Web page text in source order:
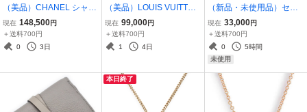
（美品）CHANEL シャネ
ル A64757 パール ココマ
ーク 100周年 限定 希少 ホ
ワイト シャンパンゴール
現在 148,500円
＋送料700円
0
3日
（美品）LOUIS VUITTON
ルイ ヴィトン M7690L ダ
ミエ 3D ウォッシュドデ
ニム ブルー ブラウン キャ
現在 99,000円
＋送料700円
1
4日
（新品・未使用品）セリ
ーヌ CELINE トリオンフ
ボトルオープナー 栓抜 ス
チール カーフスキン レザ
ー シルバー タン ブラウン
現在 33,000円
＋送料700円
0
5時間
未使用
本日終了